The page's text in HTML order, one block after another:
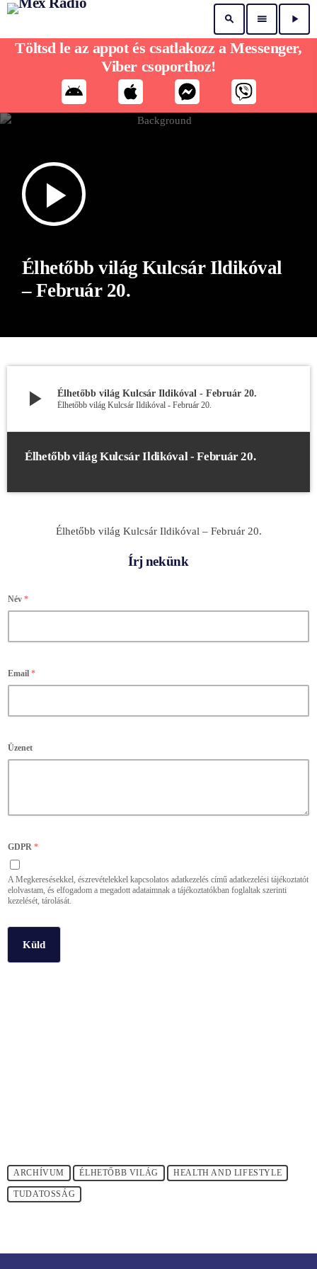
search menu play_arrow
play_arrow
Élhetőbb világ Kulcsár Ildikóval
– Február 20.
play_arrow Élhetőbb világ Kulcsár Ildikóval - Február 20.
Élhetőbb világ Kulcsár Ildikóval - Február 20.
Élhetőbb világ Kulcsár Ildikóval - Február 20.
Élhetőbb világ Kulcsár Ildikóval – Február 20.
Írj nekünk
Név *
Email *
Üzenet
GDPR *
A Megkeresésekkel, észrevételekkel kapcsolatos adatkezelés című adatkezelési tájékoztatót
elolvastam, és elfogadom a megadott adataimnak a tájékoztatókban foglaltak szerinti
kezelését, tárolását.
Küld
ARCHÍVUM ÉLHETŐBB VILÁG HEALTH AND LIFESTYLE
TUDATOSSÁG
Töltsd le az appot és csatlakozz a Messenger,
Viber csoporthoz!